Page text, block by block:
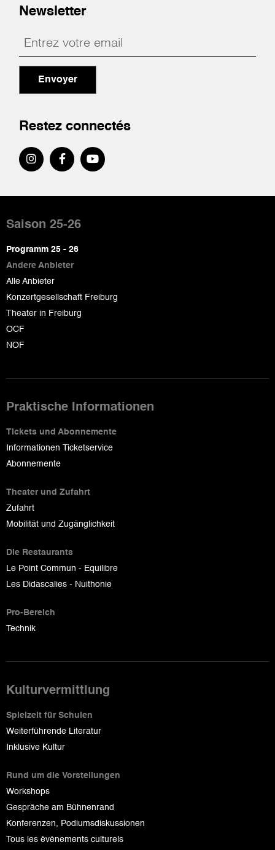
Newsletter
Envoyer
Restez connectés
de
page
Saison 25-26
Programm 25 - 26
Andere Anbieter
Alle Anbieter
Konzertgesellschaft Freiburg
Theater in Freiburg
OCF
NOF
Praktische Informationen
Tickets und Abonnemente
Informationen Ticketservice
Abonnemente
Theater und Zufahrt
Zufahrt
Mobilität und Zugänglichkeit
Die Restaurants
Le Point Commun - Equilibre
Les Didascalies - Nuithonie
Pro-Bereich
Technik
Kulturvermittlung
Spielzeit für Schulen
Weiterführende Literatur
Inklusive Kultur
Rund um die Vorstellungen
Workshops
Gespräche am Bühnenrand
Konferenzen, Podiumsdiskussionen
Tous les événements culturels